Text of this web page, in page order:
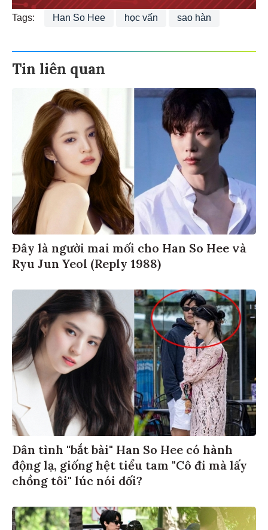
Tags: Han So Hee học vấn sao hàn
Tin liên quan
Đây là người mai mối cho Han So Hee và
Ryu Jun Yeol (Reply 1988)
Dân tình "bắt bài" Han So Hee có hành
động lạ, giống hệt tiểu tam "Cô đi mà lấy
chồng tôi" lúc nói dối?